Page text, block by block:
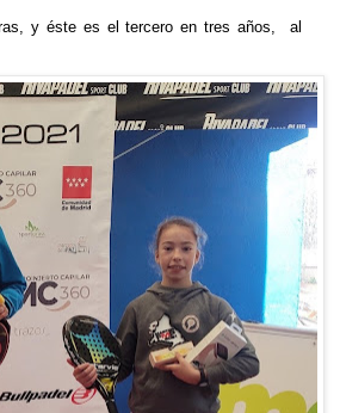
y éste es el tercero en tres años, al